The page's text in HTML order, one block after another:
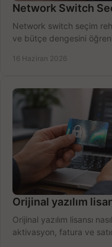
Network Switch
Network switch seçim
ve bütçe dengesini
16 Haziran 2026
Orijinal yazılım
Orijinal yazılım lisansı
aktivasyon, fatura ve